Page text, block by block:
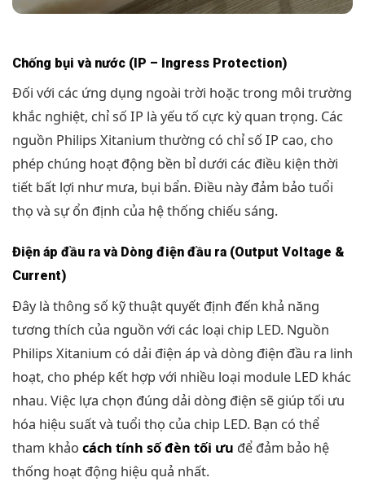
Chống bụi và nước (IP – Ingress Protection)
Đối với các ứng dụng ngoài trời hoặc trong môi trường
khắc nghiệt, chỉ số IP là yếu tố cực kỳ quan trọng. Các
nguồn Philips Xitanium thường có chỉ số IP cao, cho
phép chúng hoạt động bền bỉ dưới các điều kiện thời
tiết bất lợi như mưa, bụi bẩn. Điều này đảm bảo tuổi
thọ và sự ổn định của hệ thống chiếu sáng.
Điện áp đầu ra và Dòng điện đầu ra (Output Voltage &
Current)
Đây là thông số kỹ thuật quyết định đến khả năng
tương thích của nguồn với các loại chip LED. Nguồn
Philips Xitanium có dải điện áp và dòng điện đầu ra linh
hoạt, cho phép kết hợp với nhiều loại module LED khác
nhau. Việc lựa chọn đúng dải dòng điện sẽ giúp tối ưu
hóa hiệu suất và tuổi thọ của chip LED. Bạn có thể
tham khảo cách tính số đèn tối ưu để đảm bảo hệ
thống hoạt động hiệu quả nhất.